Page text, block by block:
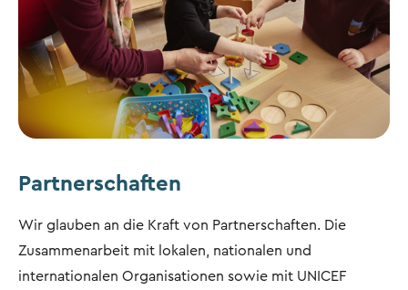
Partnerschaften
Wir glauben an die Kraft von Partnerschaften. Die
Zusammenarbeit mit lokalen, nationalen und
internationalen Organisationen sowie mit UNICEF